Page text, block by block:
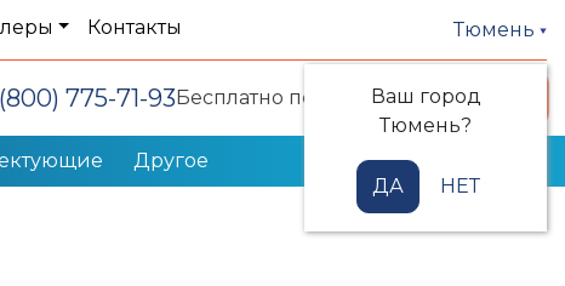
Контакты Тюмень
Ваш город
Тюмень?
ДА НЕТ
775-71-93Бесплатно по РФ Заказать звонок
Другое